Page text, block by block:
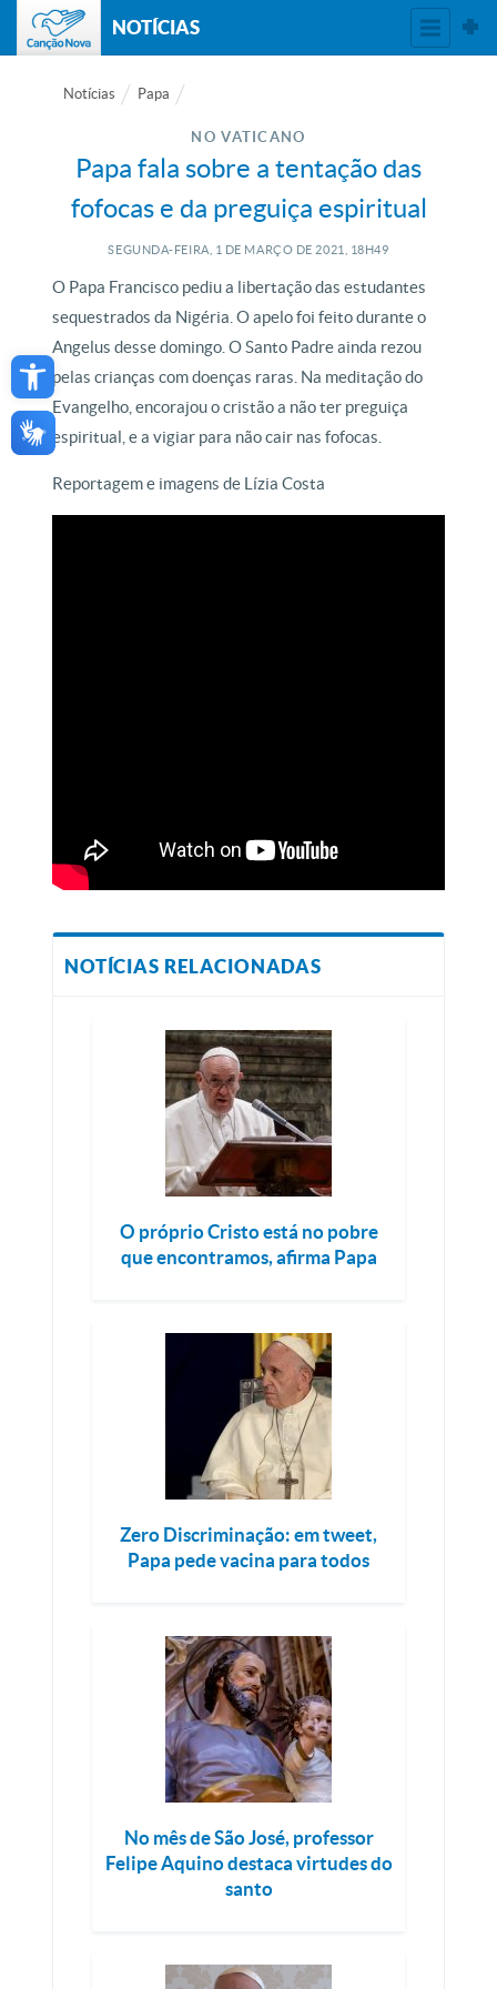
Open toolbar
NOTÍCIAS
Notícias Papa
NO VATICANO
Papa fala sobre a tentação das
fofocas e da preguiça espiritual
SEGUNDA-FEIRA, 1 DE MARÇO DE 2021, 18H49
O Papa Francisco pediu a libertação das estudantes
sequestrados da Nigéria. O apelo foi feito durante o
Angelus desse domingo. O Santo Padre ainda rezou
pelas crianças com doenças raras. Na meditação do
Evangelho, encorajou o cristão a não ter preguiça
espiritual, e a vigiar para não cair nas fofocas.
Reportagem e imagens de Lízia Costa
NOTÍCIAS RELACIONADAS
O próprio Cristo está no pobre
que encontramos, afirma Papa
Zero Discriminação: em tweet,
Papa pede vacina para todos
No mês de São José, professor
Felipe Aquino destaca virtudes do
santo